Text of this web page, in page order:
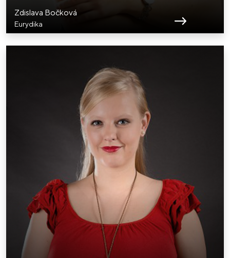
Zdislava Bočková
Eurydika